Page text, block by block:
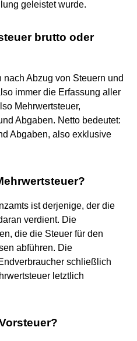
geleistet wurde.
brutto oder
Abzug von Steuern und
immer die Erfassung aller
Mehrwertsteuer,
Abgaben. Netto bedeutet:
Abgaben, also exklusive
ist derjenige, der die
verdient. Die
die die Steuer für den
abführen. Die
schließlich
letztlich